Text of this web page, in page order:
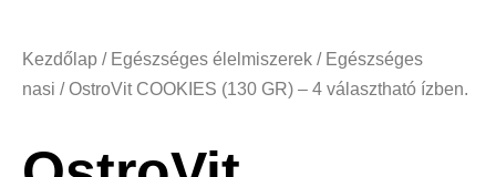
Kezdőlap / Egészséges élelmiszerek / Egészséges
nasi / OstroVit COOKIES (130 GR) – 4 választható ízben.